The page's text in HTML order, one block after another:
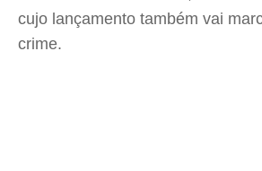
cujo lançamento também vai
crime.